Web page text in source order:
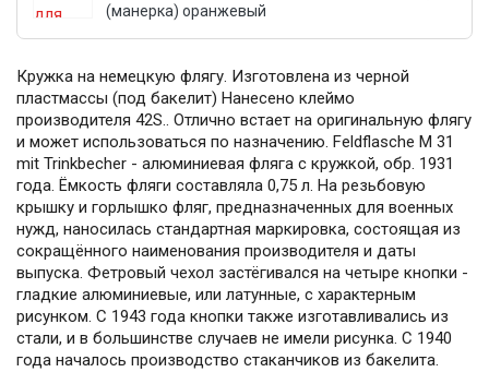
(манерка) оранжевый
Кружка на немецкую флягу. Изготовлена из черной
пластмассы (под бакелит) Нанесено клеймо
производителя 42S.. Отлично встает на оригинальную флягу
и может использоваться по назначению. Feldflasche M 31
mit Trinkbecher - алюминиевая фляга с кружкой, обр. 1931
года. Ёмкость фляги составляла 0,75 л. На резьбовую
крышку и горлышко фляг, предназначенных для военных
нужд, наносилась стандартная маркировка, состоящая из
сокращённого наименования производителя и даты
выпуска. Фетровый чехол застёгивался на четыре кнопки -
гладкие алюминиевые, или латунные, с характерным
рисунком. С 1943 года кнопки также изготавливались из
стали, и в большинстве случаев не имели рисунка. С 1940
года началось производство стаканчиков из бакелита.